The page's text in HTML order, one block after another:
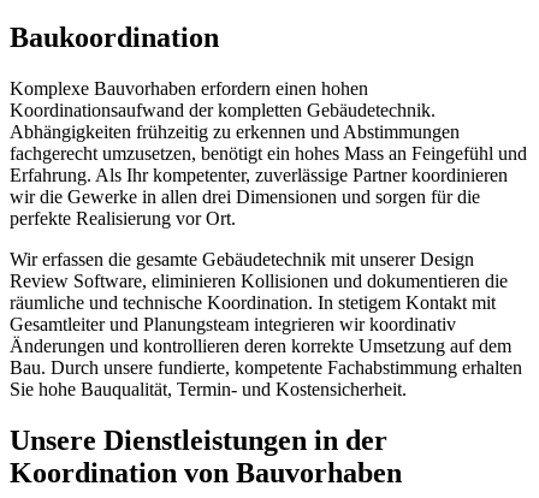
Baukoordination
Komplexe Bauvorhaben erfordern einen hohen
Koordinationsaufwand der kompletten Gebäudetechnik.
Abhängigkeiten frühzeitig zu erkennen und Abstimmungen
fachgerecht umzusetzen, benötigt ein hohes Mass an Feingefühl und
Erfahrung. Als Ihr kompetenter, zuverlässige Partner koordinieren
wir die Gewerke in allen drei Dimensionen und sorgen für die
perfekte Realisierung vor Ort.
Wir erfassen die gesamte Gebäudetechnik mit unserer Design
Review Software, eliminieren Kollisionen und dokumentieren die
räumliche und technische Koordination. In stetigem Kontakt mit
Gesamtleiter und Planungsteam integrieren wir koordinativ
Änderungen und kontrollieren deren korrekte Umsetzung auf dem
Bau. Durch unsere fundierte, kompetente Fachabstimmung erhalten
Sie hohe Bauqualität, Termin- und Kostensicherheit.
Unsere Dienstleistungen in der
Koordination von Bauvorhaben